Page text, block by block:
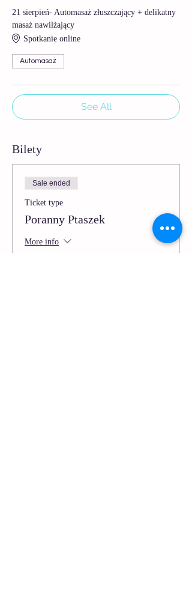
21 sierpień- Automasaż złuszczający + delikatny
masaż nawilżający
Spotkanie online
Automasaż
See All
Bilety
Sale ended
Ticket type
Poranny Ptaszek
More info